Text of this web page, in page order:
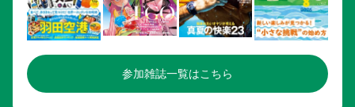
参加雑誌一覧はこちら